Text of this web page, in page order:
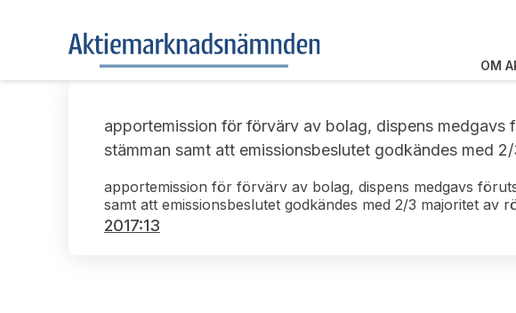
OM
apportemission för förvärv av bolag, dispens
stämman samt att emissionsbeslutet godkändes med
apportemission för förvärv av bolag, dispens medgavs
samt att emissionsbeslutet godkändes med 2/3 majoritet
2017:13